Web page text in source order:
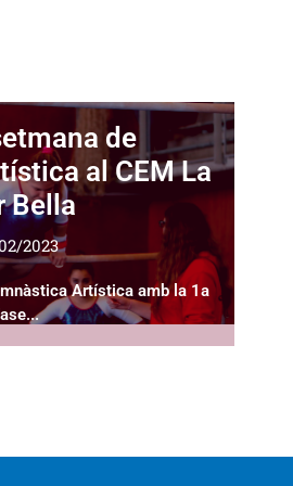
de
al CEM La
Bella
2023
Artística amb la 1a